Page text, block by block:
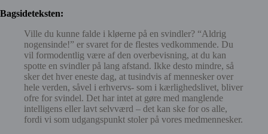
Bagsideteksten:
Ville du kunne falde i kløerne på en svindler? “Aldrig
nogensinde!” er svaret for de flestes vedkommende. Du
vil formodentlig være af den overbevisning, at du kan
spotte en svindler på lang afstand. Ikke desto mindre, så
sker det hver eneste dag, at tusindvis af mennesker over
hele verden, såvel i erhvervs- som i kærlighedslivet, bliver
ofre for svindel. Det har intet at gøre med manglende
intelligens eller lavt selvværd – det kan ske for os alle,
fordi vi som udgangspunkt stoler på vores medmennesker.